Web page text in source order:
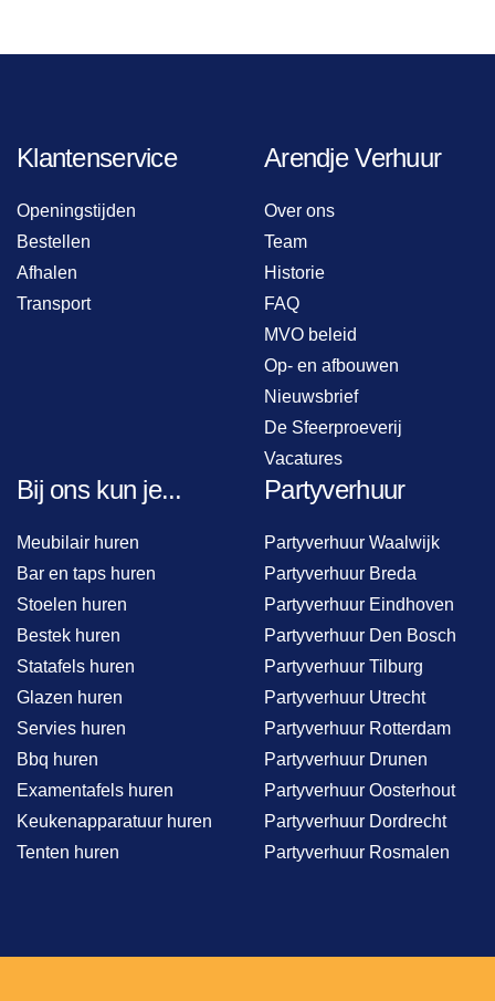
Klantenservice
Openingstijden
Bestellen
Afhalen
Transport
Arendje Verhuur
Over ons
Team
Historie
FAQ
MVO beleid
Op- en afbouwen
Nieuwsbrief
De Sfeerproeverij
Vacatures
Bij ons kun je...
Meubilair huren
Bar en taps huren
Stoelen huren
Bestek huren
Statafels huren
Glazen huren
Servies huren
Bbq huren
Examentafels huren
Keukenapparatuur huren
Tenten huren
Partyverhuur
Partyverhuur Waalwijk
Partyverhuur Breda
Partyverhuur Eindhoven
Partyverhuur Den Bosch
Partyverhuur Tilburg
Partyverhuur Utrecht
Partyverhuur Rotterdam
Partyverhuur Drunen
Partyverhuur Oosterhout
Partyverhuur Dordrecht
Partyverhuur Rosmalen